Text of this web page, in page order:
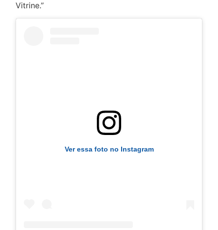
Vitrine.”
Ver essa foto no Instagram